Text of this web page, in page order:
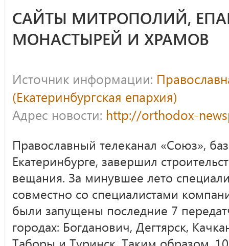
САЙТЫ МИТРОПОЛИЙ,
МОНАСТЫРЕЙ И ХРАМОВ
Источник информации:
(Екатеринбургская епархия)
Адрес новости: http://orthodox-
Православный телеканал «Союз»,
Екатеринбурге, завершил
вещания. За минувшее лето
совместно со специалистами
были запущены последние 7
городах: Богданович, Дегтярск,
Таборы и Туринск. Таким образом,